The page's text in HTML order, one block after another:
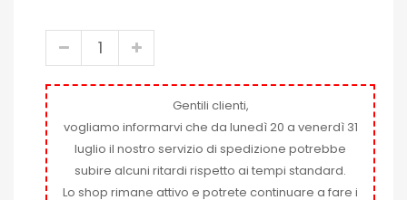
Gentili clienti,
vogliamo informarvi che da lunedì 20 a venerdì 31
luglio il nostro servizio di spedizione potrebbe
subire alcuni ritardi rispetto ai tempi standard.
Lo shop rimane attivo e potrete continuare a fare i